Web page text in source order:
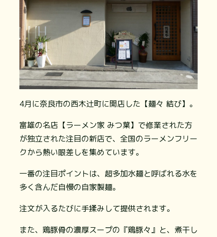
4月に奈良市の西木辻町に開店した【麺々 結び】。
富雄の名店【ラーメン家 みつ葉】で修業された方
が独立された注目の新店で、全国のラーメンフリー
クから熱い眼差しを集めています。
一番の注目ポイントは、超多加水麺と呼ばれる水を
多く含んだ自慢の自家製麺。
注文が入るたびに手揉みして提供されます。
また、鶏豚骨の濃厚スープの『鶏豚々』と、煮干し